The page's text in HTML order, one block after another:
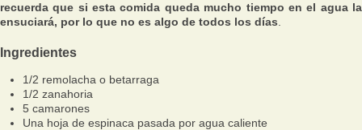
recuerda que si esta comida queda mucho tiempo en el agua la
ensuciará, por lo que no es algo de todos los días
Ingredientes
1/2 remolacha o betarraga
1/2 zanahoria
5 camarones
Una hoja de espinaca pasada por agua caliente